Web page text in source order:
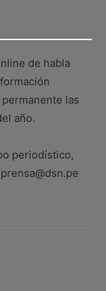
de habla
las
año.
periodístico,